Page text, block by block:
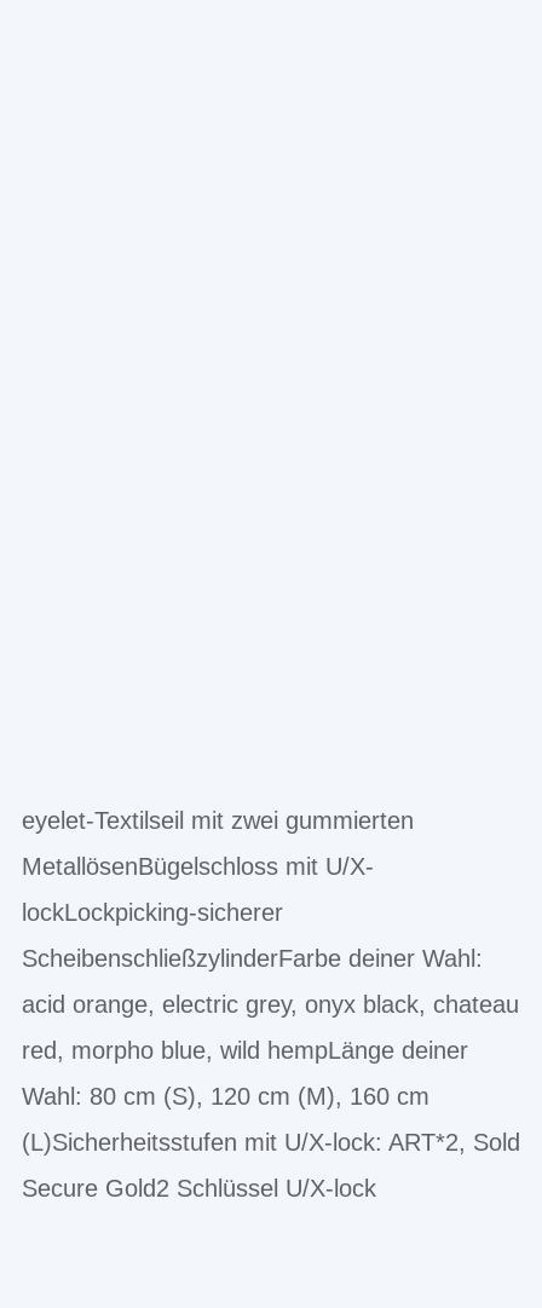
eyelet-Textilseil mit zwei gummierten
MetallösenBügelschloss mit U/X-
lockLockpicking-sicherer
ScheibenschließzylinderFarbe deiner Wahl:
acid orange, electric grey, onyx black, chateau
red, morpho blue, wild hempLänge deiner
Wahl: 80 cm (S), 120 cm (M), 160 cm
(L)Sicherheitsstufen mit U/X-lock: ART*2, Sold
Secure Gold2 Schlüssel U/X-lock